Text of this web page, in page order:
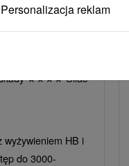
i
i Spa: Jeden z
przez
★★★★Sliač
wyżywieniem HB i
do 3000-
Personalizacja reklam